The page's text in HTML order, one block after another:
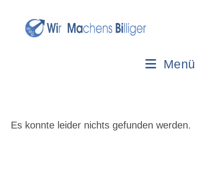
springen
Menü
Es konnte leider nichts gefunden werden.